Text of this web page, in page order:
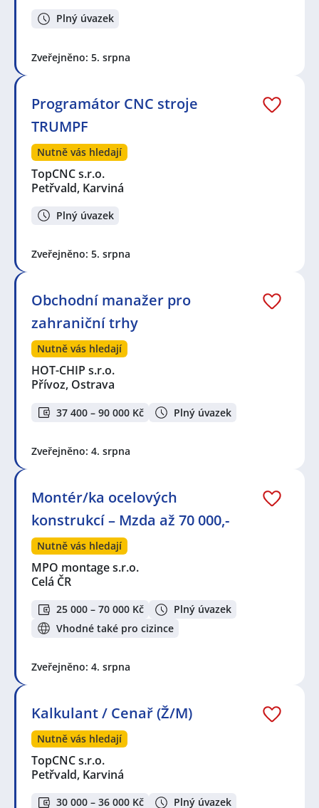
Plný úvazek
Zveřejněno: 5. srpna
Programátor CNC stroje
TRUMPF
Nutně vás hledají
TopCNC s.r.o.
Petřvald, Karviná
Plný úvazek
Zveřejněno: 5. srpna
Obchodní manažer pro
zahraniční trhy
Nutně vás hledají
HOT-CHIP s.r.o.
Přívoz, Ostrava
37 400 – 90 000 Kč Plný úvazek
Zveřejněno: 4. srpna
Montér/ka ocelových
konstrukcí – Mzda až 70 000,-
Nutně vás hledají
MPO montage s.r.o.
Celá ČR
25 000 – 70 000 Kč
Plný úvazek
Vhodné také pro cizince
Zveřejněno: 4. srpna
Kalkulant / Cenař (Ž/M)
Nutně vás hledají
TopCNC s.r.o.
Petřvald, Karviná
30 000 – 36 000 Kč Plný úvazek